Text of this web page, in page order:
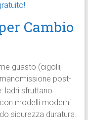
Cambio
guasto (cigolii,
post-
ladri sfruttano
modelli moderni
sicurezza duratura.​